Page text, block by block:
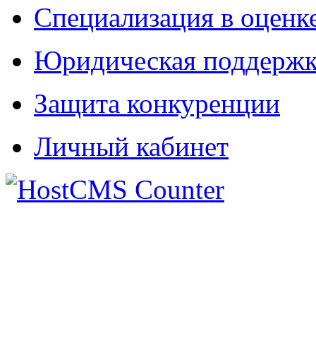
Специализация в
Юридическая
Защита конкуренции
Личный кабинет